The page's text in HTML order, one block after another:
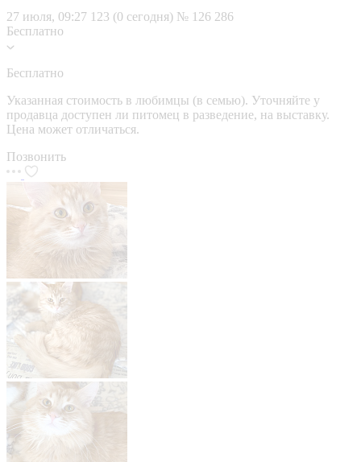
27 июля, 09:27 123 (0 сегодня) № 126 286
Бесплатно
Бесплатно
Указанная стоимость в любимцы (в семью). Уточняйте у
продавца доступен ли питомец в разведение, на выставку.
Цена может отличаться.
Позвонить